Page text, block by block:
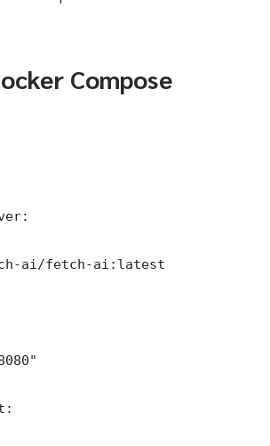
Compose
ai/fetch-ai:latest